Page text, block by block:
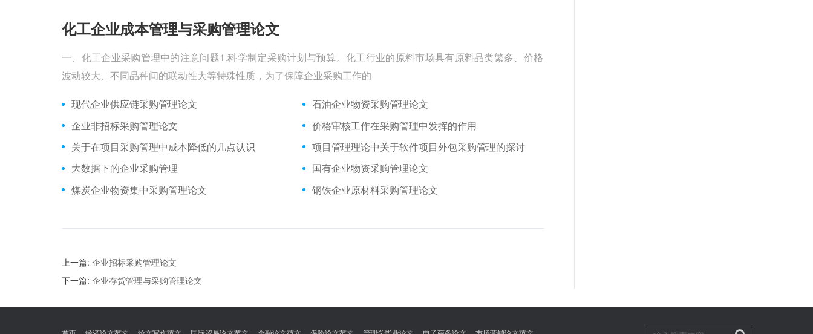
化工企业成本管理与采购管理论文
一、化工企业采购管理中的注意问题1.科学制定采购计划与预算。化工行业的原料市场具有原料品类繁多、价格
波动较大、不同品种间的联动性大等特殊性质，为了保障企业采购工作的
现代企业供应链采购管理论文
石油企业物资采购管理论文
企业非招标采购管理论文
价格审核工作在采购管理中发挥的作用
关于在项目采购管理中成本降低的几点认识
项目管理理论中关于软件项目外包采购管理的探讨
大数据下的企业采购管理
国有企业物资采购管理论文
煤炭企业物资集中采购管理论文
钢铁企业原材料采购管理论文
上一篇: 企业招标采购管理论文
下一篇: 企业存货管理与采购管理论文